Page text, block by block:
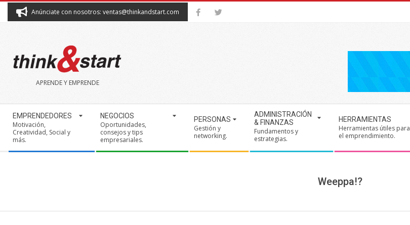
Anúnciate con nosotros: ventas@thinkandstart.com
THINK&START
APRENDE Y EMPRENDE
Navigation
Menu
EMPRENDEDORES
Motivación,
Creatividad, Social y
más.
NEGOCIOS
Oportunidades,
consejos y tips
empresariales.
PERSONAS
Gestión y
networking.
ADMINISTRACIÓN
& FINANZAS
Fundamentos y
estrategias.
HERRAMIENTAS
Herramientas útiles para
el emprendimiento.
Weeppa!?